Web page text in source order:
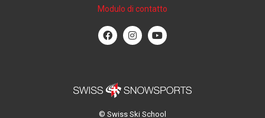
Modulo di contatto
© Swiss Ski School